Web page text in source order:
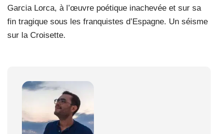
Garcia Lorca, à l’œuvre poétique inachevée et sur sa
fin tragique sous les franquistes d’Espagne. Un séisme
sur la Croisette.